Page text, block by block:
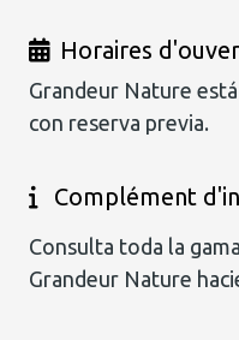
Complément
Consulta toda la
Grandeur Nature
Horaires
Grandeur Nature
con reserva previa.